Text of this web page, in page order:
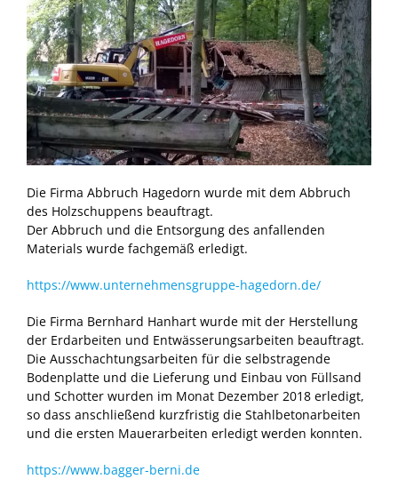
Die Firma Abbruch Hagedorn wurde mit dem Abbruch
des Holzschuppens beauftragt.
Der Abbruch und die Entsorgung des anfallenden
Materials wurde fachgemäß erledigt.
https://www.unternehmensgruppe-hagedorn.de/
Die Firma Bernhard Hanhart wurde mit der Herstellung
der Erdarbeiten und Entwässerungsarbeiten beauftragt.
Die Ausschachtungsarbeiten für die selbstragende
Bodenplatte und die Lieferung und Einbau von Füllsand
und Schotter wurden im Monat Dezember 2018 erledigt,
so dass anschließend kurzfristig die Stahlbetonarbeiten
und die ersten Mauerarbeiten erledigt werden konnten.
https://www.bagger-berni.de